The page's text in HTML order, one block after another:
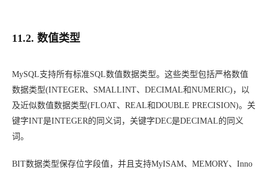
11.2. 数值类型
MySQL支持所有标准SQL数值数据类型。这些类型包括严格数值
数据类型(INTEGER、SMALLINT、DECIMAL和NUMERIC)，以
及近似数值数据类型(FLOAT、REAL和DOUBLE PRECISION)。关
键字INT是INTEGER的同义词，关键字DEC是DECIMAL的同义
词。
BIT数据类型保存位字段值，并且支持MyISAM、MEMORY、Inno